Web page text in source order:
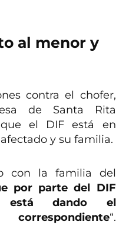
al menor y
contra el chofer,
de Santa Rita
que el DIF está en
y su familia.
con la familia del
por parte del DIF
está dando el
“.